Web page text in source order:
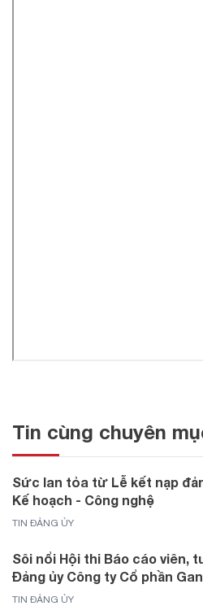
Tin cùng chuyên
Sức lan tỏa từ Lễ kết nạp
Kế hoạch - Công nghệ
TIN ĐẢNG ỦY
Sôi nổi Hội thi Báo cáo viên,
Đảng ủy Công ty Cổ phần
TIN ĐẢNG ỦY